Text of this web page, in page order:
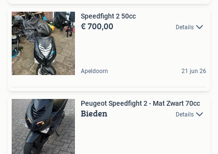
Speedfight 2 50cc
€ 700,00 Details
Apeldoorn 21 jun 26
Peugeot Speedfight 2 - Mat Zwart 70cc
Bieden Details